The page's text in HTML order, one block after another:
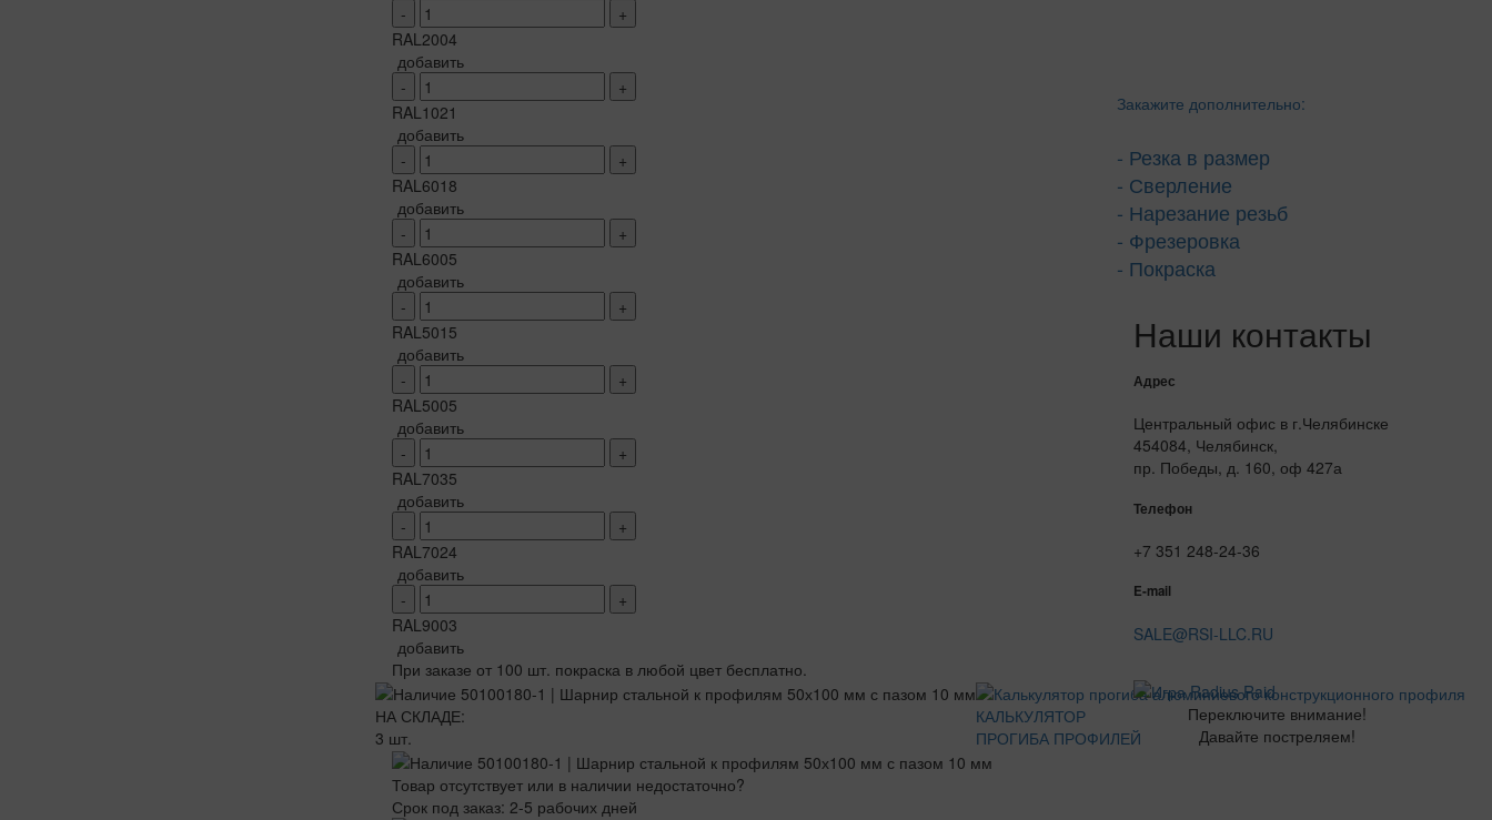
-
+
RAL2004
добавить
-
+
RAL1021
добавить
-
+
RAL6018
добавить
-
+
RAL6005
добавить
-
+
RAL5015
добавить
-
+
RAL5005
добавить
-
+
RAL7035
добавить
-
+
RAL7024
добавить
-
+
RAL9003
добавить
При заказе от 100 шт. покраска в любой цвет бесплатно.
НА СКЛАДЕ:
3 шт.
КАЛЬКУЛЯТОР
ПРОГИБА ПРОФИЛЕЙ
Товар отсутствует или в наличии недостаточно?
Срок под заказ: 2-5 рабочих дней
Закажите дополнительно:
- Резка в размер
- Сверление
- Нарезание резьб
- Фрезеровка
- Покраска
Наши контакты
Адрес
Центральный офис в г.Челябинске
454084, Челябинск,
пр. Победы, д. 160, оф 427а
Телефон
+7 351 248-24-36
E-mail
SALE@RSI-LLC.RU
Переключите внимание!
Давайте постреляем!